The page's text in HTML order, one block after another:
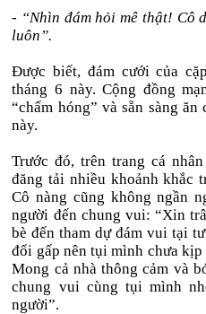
- “Nhìn đám hỏi mê thật! Cô
luôn”.
Được biết, đám cưới của
tháng 6 này. Cộng đồng
“chấm hóng” và sẵn sàng
này.
Trước đó, trên trang cá
đăng tải nhiều khoảnh khắc
Cô nàng cũng không ngần
người đến chung vui: “Xin
bè đến tham dự đám vui tại
đổi gấp nên tụi mình chưa
Mong cả nhà thông cảm và
chung vui cùng tụi mình
người”.